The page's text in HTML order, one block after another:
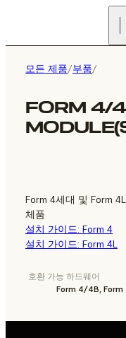
모든 제품/부품/
FORM 4/
Form 4세대 및 Form
체품
설치 가이드: Form 4
설치 가이드: Form 4L
호환 가능 하드웨어
Form 4/4B,